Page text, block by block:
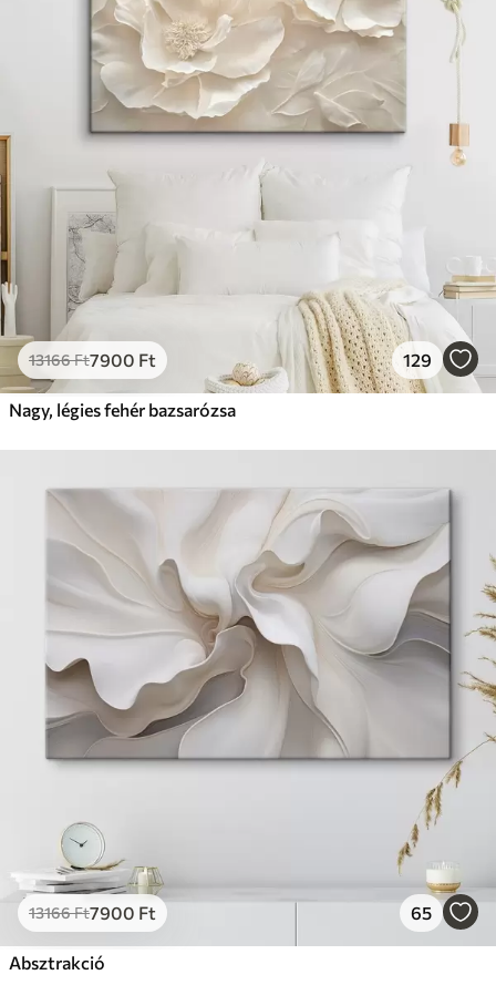
13166Ft7900 Ft 129
Nagy, légies fehér bazsarózsa
13166Ft7900 Ft 65
Absztrakció